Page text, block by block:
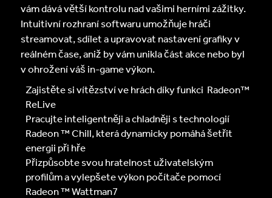
vám dává větší kontrolu nad vašimi herními zážitky.
Intuitivní rozhraní softwaru umožňuje hráči
streamovat, sdílet a upravovat nastavení grafiky v
reálném čase, aniž by vám unikla část akce nebo byl
v ohrožení váš in-game výkon.
Zajistěte si vítězství ve hrách díky funkci Radeon™
ReLive
Pracujte inteligentněji a chladněji s technologií
Radeon ™ Chill, která dynamicky pomáhá šetřit
energii při hře
Přizpůsobte svou hratelnost uživatelským
profilům a vylepšete výkon počítače pomocí
Radeon ™ Wattman7